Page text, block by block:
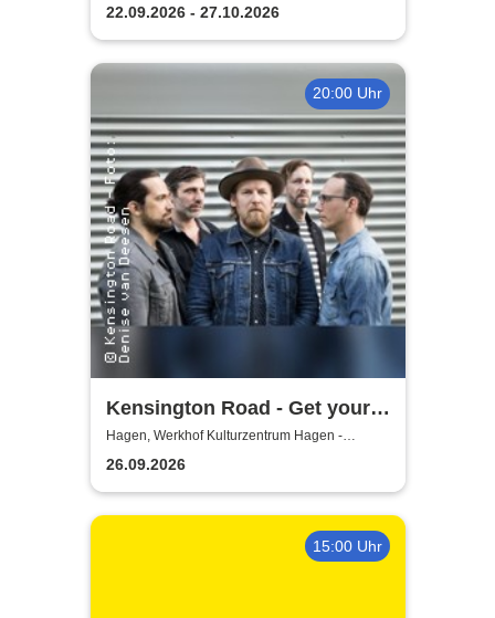
22.09.2026 - 27.10.2026
20:00 Uhr
Kensington Road - Get your
kicks in 26
Hagen, Werkhof Kulturzentrum Hagen -
Hohenlimburg
26.09.2026
15:00 Uhr